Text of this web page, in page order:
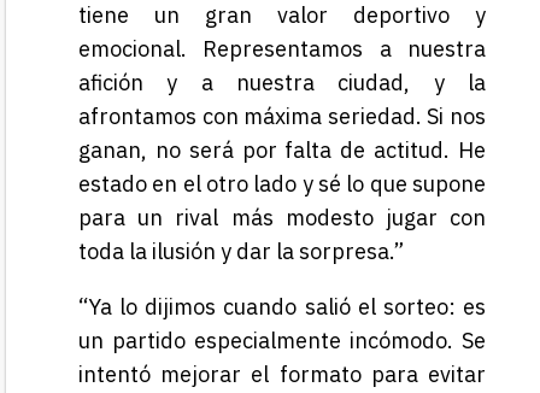
tiene un gran valor deportivo y
emocional. Representamos a nuestra
afición y a nuestra ciudad, y la
afrontamos con máxima seriedad. Si nos
ganan, no será por falta de actitud. He
estado en el otro lado y sé lo que supone
para un rival más modesto jugar con
toda la ilusión y dar la sorpresa.”
“Ya lo dijimos cuando salió el sorteo: es
un partido especialmente incómodo. Se
intentó mejorar el formato para evitar